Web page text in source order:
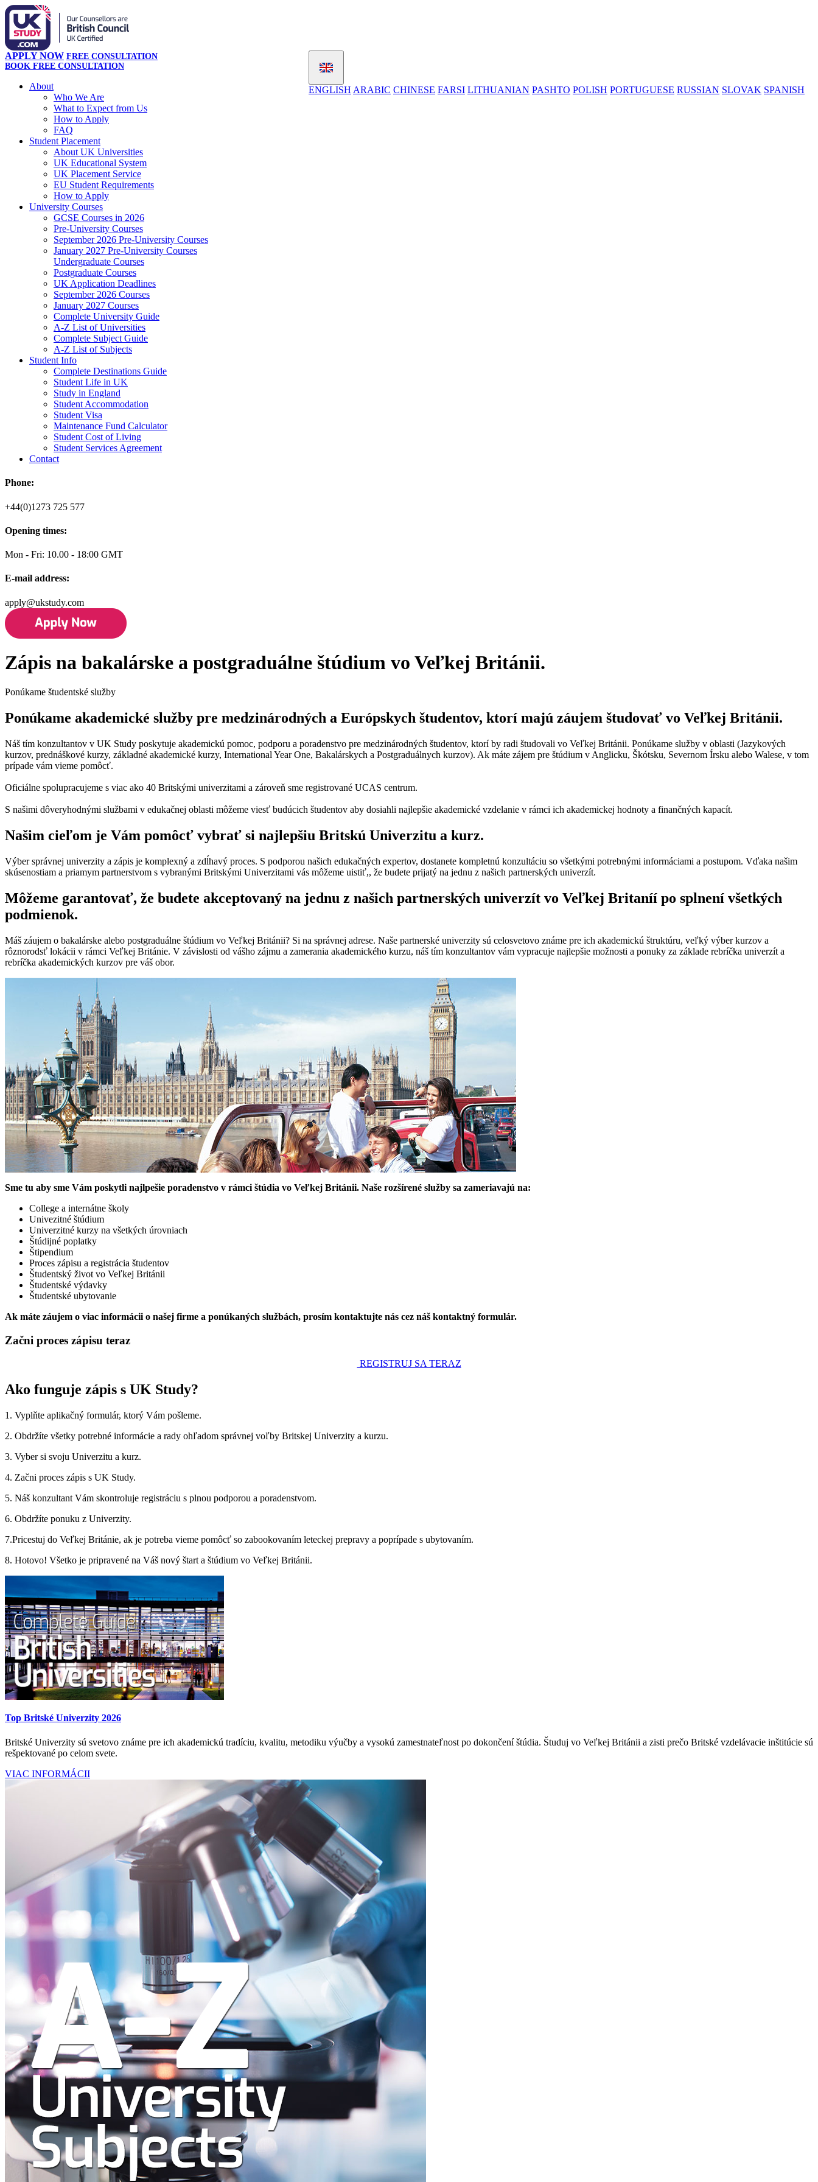
ENGLISH ARABIC CHINESE FARSI LITHUANIAN PASHTO POLISH PORTUGUESE RUSSIAN SLOVAK SPANISH
APPLY NOW FREE CONSULTATION
BOOK FREE CONSULTATION
About
Who We Are
What to Expect from Us
How to Apply
FAQ
Student Placement
About UK Universities
UK Educational System
UK Placement Service
EU Student Requirements
How to Apply
University Courses
GCSE Courses in 2026
Pre-University Courses
September 2026 Pre-University Courses
January 2027 Pre-University Courses
Undergraduate Courses
Postgraduate Courses
UK Application Deadlines
September 2026 Courses
January 2027 Courses
Complete University Guide
A-Z List of Universities
Complete Subject Guide
A-Z List of Subjects
Student Info
Complete Destinations Guide
Student Life in UK
Study in England
Student Accommodation
Student Visa
Maintenance Fund Calculator
Student Cost of Living
Student Services Agreement
Contact
Phone:
+44(0)1273 725 577
Opening times:
Mon - Fri: 10.00 - 18:00 GMT
E-mail address:
apply@ukstudy.com
Zápis na bakalárske a postgraduálne štúdium vo Veľkej Británii.
Ponúkame študentské služby
Ponúkame akademické služby pre medzinárodných a Európskych študentov, ktorí majú záujem študovať vo Veľkej Británii.
Náš tím konzultantov v UK Study poskytuje akademickú pomoc, podporu a poradenstvo pre medzinárodných študentov, ktorí by radi študovali vo Veľkej Británii. Ponúkame služby v oblasti (Jazykových
kurzov, prednáškové kurzy, základné akademické kurzy, International Year One, Bakalárskych a Postgraduálnych kurzov). Ak máte zájem pre štúdium v Anglicku, Škótsku, Severnom Írsku alebo Walese, v tom
prípade vám vieme pomôcť.
Oficiálne spolupracujeme s viac ako 40 Britskými univerzitami a zároveň sme registrované UCAS centrum.
S našimi dôveryhodnými službami v edukačnej oblasti môžeme viesť budúcich študentov aby dosiahli najlepšie akademické vzdelanie v rámci ich akademickej hodnoty a finančných kapacít.
Našim cieľom je Vám pomôcť vybrať si najlepšiu Britskú Univerzitu a kurz.
Výber správnej univerzity a zápis je komplexný a zdĺhavý proces. S podporou našich edukačných expertov, dostanete kompletnú konzultáciu so všetkými potrebnými informáciami a postupom. Vďaka našim
skúsenostiam a priamym partnerstvom s vybranými Britskými Univerzitami vás môžeme uistiť,, že budete prijatý na jednu z našich partnerských univerzít.
Môžeme garantovať, že budete akceptovaný na jednu z našich partnerských univerzít vo Veľkej Britaníí po splnení všetkých
podmienok.
Máš záujem o bakalárske alebo postgraduálne štúdium vo Veľkej Británii? Si na správnej adrese. Naše partnerské univerzity sú celosvetovo známe pre ich akademickú štruktúru, veľký výber kurzov a
rôznorodsť lokácii v rámci Veľkej Británie. V závislosti od vášho zájmu a zamerania akademického kurzu, náš tím konzultantov vám vypracuje najlepšie možnosti a ponuky za základe rebríčka univerzít a
rebríčka akademických kurzov pre váš obor.
Sme tu aby sme Vám poskytli najlpešie poradenstvo v rámci štúdia vo Veľkej Británii. Naše rozšírené služby sa zameriavajú na:
College a internátne školy
Univezitné štúdium
Univerzitné kurzy na všetkých úrovniach
Štúdijné poplatky
Štipendium
Proces zápisu a registrácia študentov
Študentský život vo Veľkej Británii
Študentské výdavky
Študentské ubytovanie
Ak máte záujem o viac informácii o našej firme a ponúkaných službách, prosím kontaktujte nás cez náš kontaktný formulár.
Začni proces zápisu teraz
REGISTRUJ SA TERAZ
Ako funguje zápis s UK Study?
1. Vyplňte aplikačný formulár, ktorý Vám pošleme.
2. Obdržíte všetky potrebné informácie a rady ohľadom správnej voľby Britskej Univerzity a kurzu.
3. Vyber si svoju Univerzitu a kurz.
4. Začni proces zápis s UK Study.
5. Náš konzultant Vám skontroluje registráciu s plnou podporou a poradenstvom.
6. Obdržíte ponuku z Univerzity.
7.Pricestuj do Veľkej Británie, ak je potreba vieme pomôcť so zabookovaním leteckej prepravy a poprípade s ubytovaním.
8. Hotovo! Všetko je pripravené na Váš nový štart a štúdium vo Veľkej Británii.
Top Britské Univerzity 2026
Britské Univerzity sú svetovo známe pre ich akademickú tradíciu, kvalitu, metodiku výučby a vysokú zamestnateľnost po dokončení štúdia. Študuj vo Veľkej Británii a zisti prečo Britské vzdelávacie inštitúcie sú
rešpektované po celom svete.
VIAC INFORMÁCII